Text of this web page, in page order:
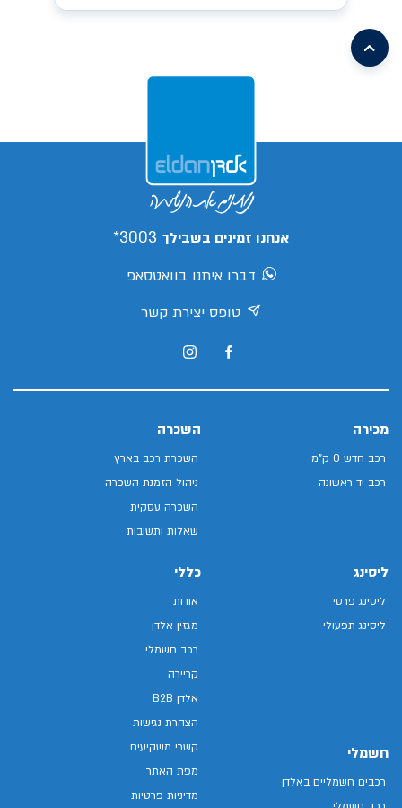
leasing/57/1046/16/2026/mg-
s05/search/leasing/66/1070/8/2026/ג'ילי-
ex5/search/leasing/35/379/432/2026/יונדאי-אלנטרה
אנחנו זמינים בשבילך 3003*
דברו איתנו בוואטסאפ
טופס יצירת קשר
מכירה
רכב חדש 0 ק"מ
רכב יד ראשונה
השכרה
השכרת רכב בארץ
ניהול הזמנת השכרה
השכרה עסקית
שאלות ותשובות
ליסינג
ליסינג פרטי
ליסינג תפעולי
חשמלי
רכבים חשמליים באלדן
כללי
אודות
מגזין אלדן
רכב חשמלי
קריירה
אלדן B2B
הצהרת נגישות
קשרי משקיעים
מפת האתר
מדיניות פרטיות